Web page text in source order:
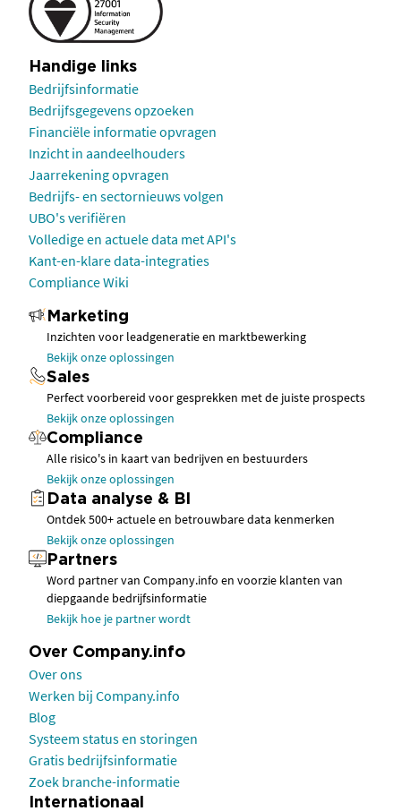
Handige links
Bedrijfsinformatie
Bedrijfsgegevens opzoeken
Financiële informatie opvragen
Inzicht in aandeelhouders
Jaarrekening opvragen
Bedrijfs- en sectornieuws volgen
UBO's verifiëren
Volledige en actuele data met API's
Kant-en-klare data-integraties
Compliance Wiki
Marketing
Inzichten voor leadgeneratie en marktbewerking
Bekijk onze oplossingen
Sales
Perfect voorbereid voor gesprekken met de juiste prospects
Bekijk onze oplossingen
Compliance
Alle risico's in kaart van bedrijven en bestuurders
Bekijk onze oplossingen
Data analyse & BI
Ontdek 500+ actuele en betrouwbare data kenmerken
Bekijk onze oplossingen
Partners
Word partner van Company.info en voorzie klanten van
diepgaande bedrijfsinformatie
Bekijk hoe je partner wordt
Over Company.info
Over ons
Werken bij Company.info
Blog
Systeem status en storingen
Gratis bedrijfsinformatie
Zoek branche-informatie
Internationaal